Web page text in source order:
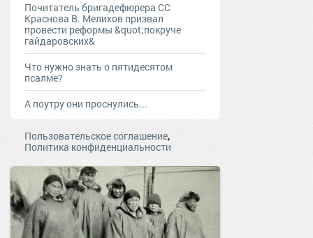
Почитатель бригадефюрера СС
Краснова В. Мелихов призвал
провести реформы &quot;покруче
гайдаровских&
Что нужно знать о пятидесятом
псалме?
А поутру они проснулись...
Пользовательское соглашение,
Политика конфиденциальности